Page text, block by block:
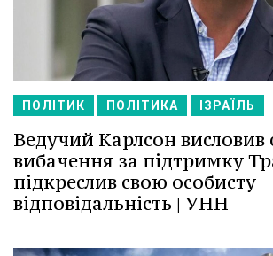
ПОЛІТИК ПОЛІТИКА ІЗРАЇЛЬ
Ведучий Карлсон висловив
вибачення за підтримку
підкреслив свою особисту
відповідальність | УНН